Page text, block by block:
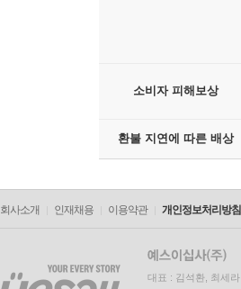
소비자 피해보상
환불 지연에 따른 배상
회사소개 인재채용 이용약관 개인정보처리방침
대표 : 김석환, 최세라